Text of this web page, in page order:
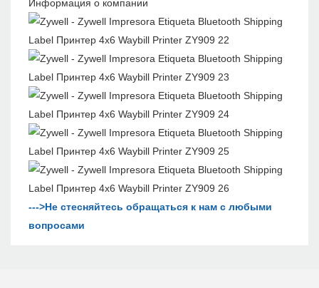
Информация о компании
--->Не стесняйтесь обращаться к нам с любыми
вопросами